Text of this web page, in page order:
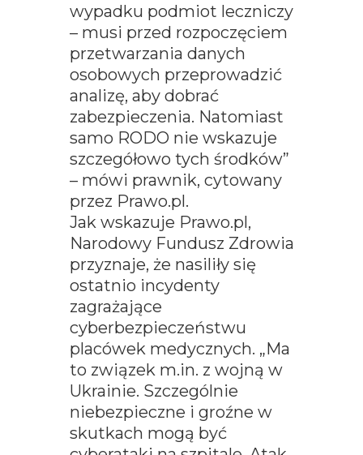
wypadku podmiot leczniczy
– musi przed rozpoczęciem
przetwarzania danych
osobowych przeprowadzić
analizę, aby dobrać
zabezpieczenia. Natomiast
samo RODO nie wskazuje
szczegółowo tych środków”
– mówi prawnik, cytowany
przez Prawo.pl.
Jak wskazuje Prawo.pl,
Narodowy Fundusz Zdrowia
przyznaje, że nasiliły się
ostatnio incydenty
zagrażające
cyberbezpieczeństwu
placówek medycznych. „Ma
to związek m.in. z wojną w
Ukrainie. Szczególnie
niebezpieczne i groźne w
skutkach mogą być